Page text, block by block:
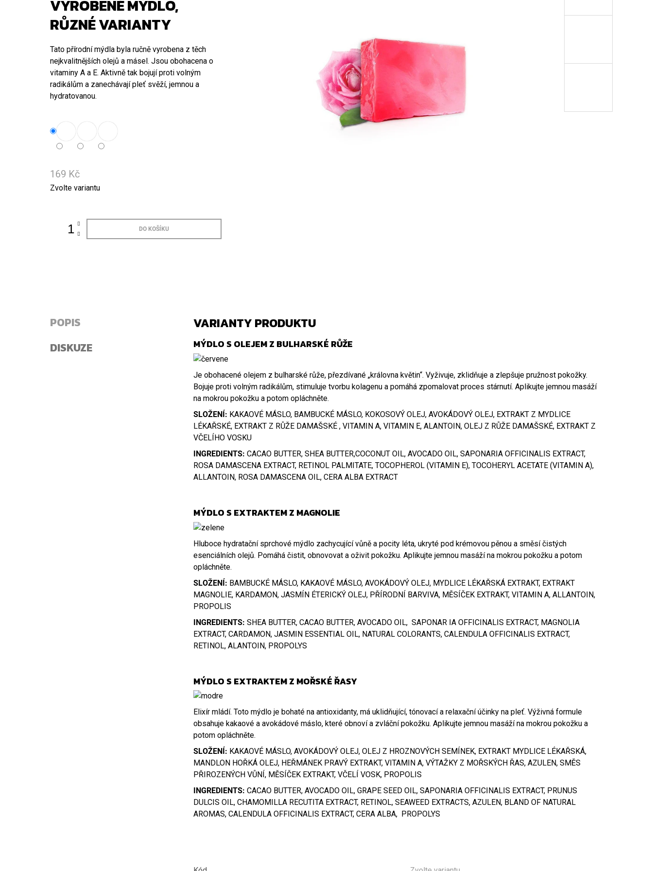
VYROBENÉ MÝDLO,
RŮZNÉ VARIANTY
Tato přírodní mýdla byla ručně vyrobena z těch
nejkvalitnějších olejů a másel. Jsou obohacena o
vitaminy A a E. Aktivně tak bojují proti volným
radikálům a zanechávají pleť svěží, jemnou a
hydratovanou.
169 Kč
Měrná
Zvolte variantu
DO KOŠÍKU
POPIS
DISKUZE
VARIANTY PRODUKTU
MÝDLO S OLEJEM Z BULHARSKÉ RŮŽE
Je obohacené olejem z bulharské růže, přezdívané „královna květin“. Vyživuje, zklidňuje a zlepšuje pružnost pokožky.
Bojuje proti volným radikálům, stimuluje tvorbu kolagenu a pomáhá zpomalovat proces stárnutí. Aplikujte jemnou masáží
na mokrou pokožku a potom opláchněte.
SLOŽENÍ: KAKAOVÉ MÁSLO, BAMBUCKÉ MÁSLO, KOKOSOVÝ OLEJ, AVOKÁDOVÝ OLEJ, EXTRAKT Z MYDLICE
LÉKAŘSKÉ, EXTRAKT Z RŮŽE DAMAŠSKÉ , VITAMIN A, VITAMIN E, ALANTOIN, OLEJ Z RŮŽE DAMAŠSKÉ, EXTRAKT Z
VČELÍHO VOSKU
INGREDIENTS: CACAO BUTTER, SHEA BUTTER,COCONUT OIL, AVOCADO OIL, SAPONARIA OFFICINALIS EXTRACT,
ROSA DAMASCENA EXTRACT, RETINOL PALMITATE, TOCOPHEROL (VITAMIN E), TOCOHERYL ACETATE (VITAMIN A),
ALLANTOIN, ROSA DAMASCENA OIL, CERA ALBA EXTRACT
MÝDLO S EXTRAKTEM Z MAGNOLIE
Hluboce hydratační sprchové mýdlo zachycující vůně a pocity léta, ukryté pod krémovou pěnou a směsí čistých
esenciálních olejů. Pomáhá čistit, obnovovat a oživit pokožku. Aplikujte jemnou masáží na mokrou pokožku a potom
opláchněte.
SLOŽENÍ: BAMBUCKÉ MÁSLO, KAKAOVÉ MÁSLO, AVOKÁDOVÝ OLEJ, MYDLICE LÉKAŘSKÁ EXTRAKT, EXTRAKT
MAGNOLIE, KARDAMON, JASMÍN ÉTERICKÝ OLEJ, PŘÍRODNÍ BARVIVA, MĚSÍČEK EXTRAKT, VITAMIN A, ALLANTOIN,
PROPOLIS
INGREDIENTS: SHEA BUTTER, CACAO BUTTER, AVOCADO OIL, SAPONAR IA OFFICINALIS EXTRACT, MAGNOLIA
EXTRACT, CARDAMON, JASMIN ESSENTIAL OIL, NATURAL COLORANTS, CALENDULA OFFICINALIS EXTRACT,
RETINOL, ALANTOIN, PROPOLYS
MÝDLO S EXTRAKTEM Z MOŘSKÉ ŘASY
Elixír mládí. Toto mýdlo je bohaté na antioxidanty, má uklidňující, tónovací a relaxační účinky na pleť. Výživná formule
obsahuje kakaové a avokádové máslo, které obnoví a zvláční pokožku. Aplikujte jemnou masáží na mokrou pokožku a
potom opláchněte.
SLOŽENÍ: KAKAOVÉ MÁSLO, AVOKÁDOVÝ OLEJ, OLEJ Z HROZNOVÝCH SEMÍNEK, EXTRAKT MYDLICE LÉKAŘSKÁ,
MANDLON HOŘKÁ OLEJ, HEŘMÁNEK PRAVÝ EXTRAKT, VITAMIN A, VÝTAŽKY Z MOŘSKÝCH ŘAS, AZULEN, SMĚS
PŘIROZENÝCH VŮNÍ, MĚSÍČEK EXTRAKT, VČELÍ VOSK, PROPOLIS
INGREDIENTS: CACAO BUTTER, AVOCADO OIL, GRAPE SEED OIL, SAPONARIA OFFICINALIS EXTRACT, PRUNUS
DULCIS OIL, CHAMOMILLA RECUTITA EXTRACT, RETINOL, SEAWEED EXTRACTS, AZULEN, BLAND OF NATURAL
AROMAS, CALENDULA OFFICINALIS EXTRACT, CERA ALBA, PROPOLYS
749 Kč